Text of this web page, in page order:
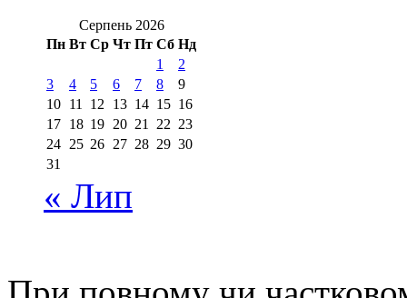
Серпень 2026
Пн Вт Ср Чт Пт Сб Нд
1
2
3
4 5 6 7 8
9
10 11 12 13 14 15 16
17 18 19 20 21 22 23
24 25 26 27 28 29 30
31
« Лип